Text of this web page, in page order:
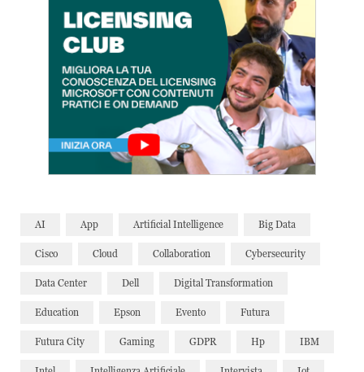
AI App Artificial Intelligence Big Data
Cisco Cloud Collaboration Cybersecurity
Data Center Dell Digital Transformation
Education Epson Evento Futura
Futura City Gaming GDPR Hp IBM